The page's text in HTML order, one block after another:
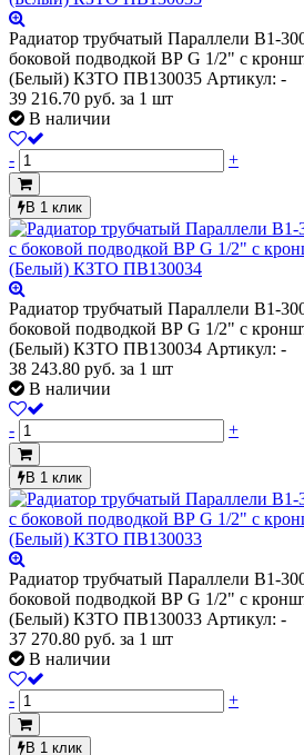
Радиатор трубчатый Параллели В1-
боковой подводкой ВР G 1/2" с
(Белый) КЗТО ПВ130035 Артикул: -
39 216.70 руб. за 1 шт
В наличии
- +
В 1 клик
Радиатор трубчатый Параллели В1-
боковой подводкой ВР G 1/2" с
(Белый) КЗТО ПВ130034 Артикул: -
38 243.80 руб. за 1 шт
В наличии
- +
В 1 клик
Радиатор трубчатый Параллели В1-
боковой подводкой ВР G 1/2" с
(Белый) КЗТО ПВ130033 Артикул: -
37 270.80 руб. за 1 шт
В наличии
- +
В 1 клик